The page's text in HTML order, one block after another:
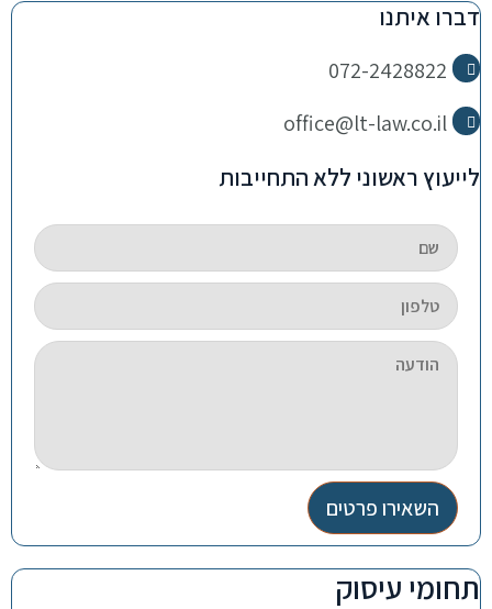
דברו איתנו
072-2428822
office@lt-law.co.il
לייעוץ ראשוני ללא התחייבות
השאירו פרטים
תחומי עיסוק